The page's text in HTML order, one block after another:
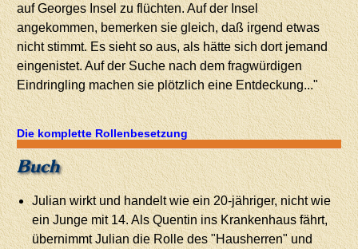
auf Georges Insel zu flüchten. Auf der Insel
angekommen, bemerken sie gleich, daß irgend etwas
nicht stimmt. Es sieht so aus, als hätte sich dort jemand
eingenistet. Auf der Suche nach dem fragwürdigen
Eindringling machen sie plötzlich eine Entdeckung..."
Die komplette Rollenbesetzung
Buch
Julian wirkt und handelt wie ein 20-jähriger, nicht wie
ein Junge mit 14. Als Quentin ins Krankenhaus fährt,
übernimmt Julian die Rolle des "Hausherren" und